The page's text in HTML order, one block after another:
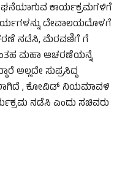
ಕಾರ್ಯಕ್ರಮಗಳಿಗೆ
ದೇವಾಲಯದೊಳಗೆ
ನಡೆಸಿ, ಮೆರವಣಿಗೆ ಗೆ
ಮಹಾ ಆಚರಣೆಯನ್ನೆ
ಅಲ್ಲದೇ ಸುಪ್ರಸಿದ್ದ
, ಕೋವಿಡ್ ನಿಯಮಾವಳಿ
ನಡೆಸಿ ಎಂದು ಸಚಿವರು